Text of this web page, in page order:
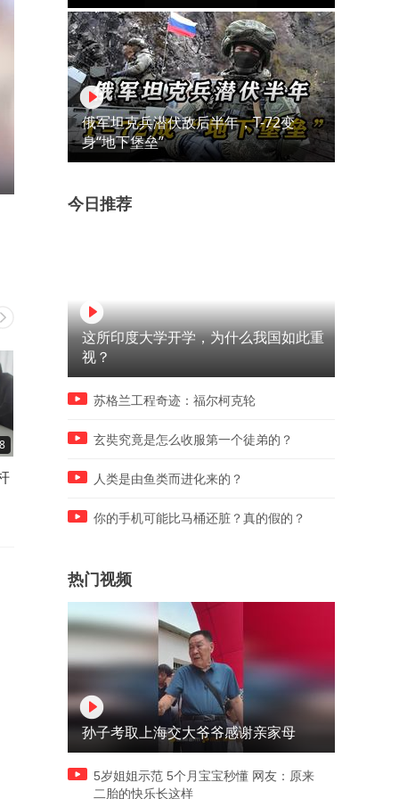
03:44
28枚导弹一枚没拦住，泽连斯
一口气撤四国大使，泽连斯
俄军坦克兵潜伏敌后半年，T-72变
身“地下堡垒”
今日推荐
这所印度大学开学，为什么我国如此重
视？
苏格兰工程奇迹：福尔柯克轮
玄奘究竟是怎么收服第一个徒弟的？
人类是由鱼类而进化来的？
你的手机可能比马桶还脏？真的假的？
热门视频
孙子考取上海交大爷爷感谢亲家母
5岁姐姐示范 5个月宝宝秒懂 网友：原来
二胎的快乐长这样